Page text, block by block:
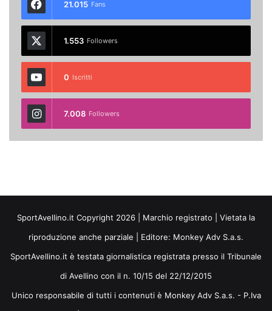
21.015 Fans
1.553 Followers
0 Iscritti
7.008 Followers
SportAvellino.it Copyright 2026 | Marchio registrato | Vietata la
riproduzione anche parziale | Editore: Monkey Adv S.a.s.
SportAvellino.it è testata giornalistica registrata presso il Tribunale
di Avellino con il n. 10/15 del 22/12/2015
Unico responsabile di tutti i contenuti è Monkey Adv S.a.s. - P.Iva